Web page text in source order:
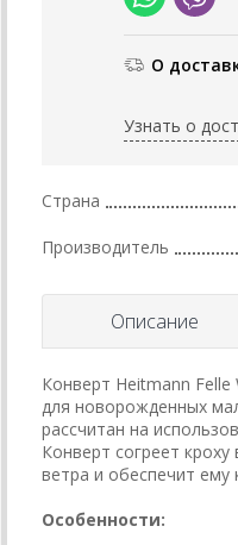
О
Узнать о
Страна
Производитель
Описание
Конверт Heitmann Felle
для новорожденных
рассчитан на
Конверт согреет
ветра и обеспечит ему
Особенности: